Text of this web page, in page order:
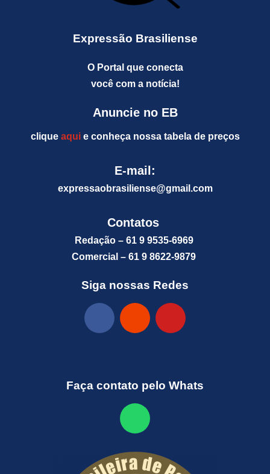
Expressão Brasiliense
O Portal que conecta
você com a notícia!
Anuncie no EB
clique aquie conheça nossa tabela de preços
E-mail:
expressaobrasiliense@gmail.com
Contatos
Redação – 61 9 9535-6969
Comercial – 61 9 8622-9879
Siga nossas Redes
Faça contato pelo Whats